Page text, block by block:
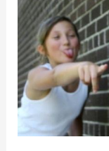
opportunità.